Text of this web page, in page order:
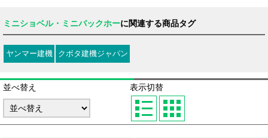
ミニショベル・ミニバックホーに関連する商品タグ
ヤンマー建機 クボタ建機ジャパン
並べ替え 表示切替